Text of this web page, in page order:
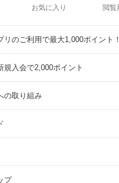
お気に入り 閲覧
リのご利用で最大1,000ポイント！
規入会で2,000ポイント
の取り組み
プ